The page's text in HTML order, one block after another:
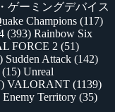
ゲーミングデバイス
Champions (117)
(393) Rainbow Six
FORCE 2 (51)
Sudden Attack (142)
(15) Unreal
VALORANT (1139)
Enemy Territory (35)